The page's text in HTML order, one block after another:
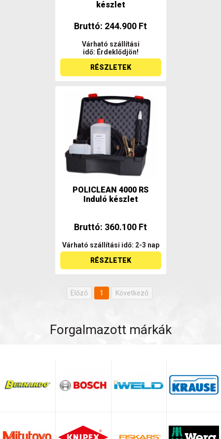
készlet
Bruttó: 244.900 Ft
Várható szállítási
idő: Érdeklődjön!
RÉSZLETEK
POLICLEAN 4000 RS
Induló készlet
Bruttó: 360.100 Ft
Várható szállítási idő: 2-3 nap
RÉSZLETEK
Előző 1 Következő
Forgalmazott márkák